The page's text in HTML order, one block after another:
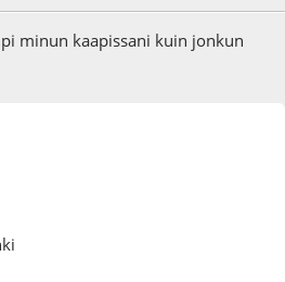
minun kaapissani kuin jonkun